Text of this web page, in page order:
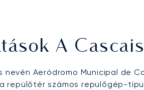
A
nevén Aeródromo Municipal de
repülőtér számos repülőgép-